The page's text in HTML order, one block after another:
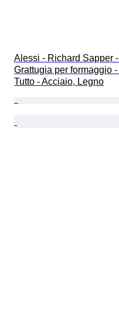
Alessi - Richard Sapper -
Grattugia per formaggio -
Tutto - Acciaio, Legno